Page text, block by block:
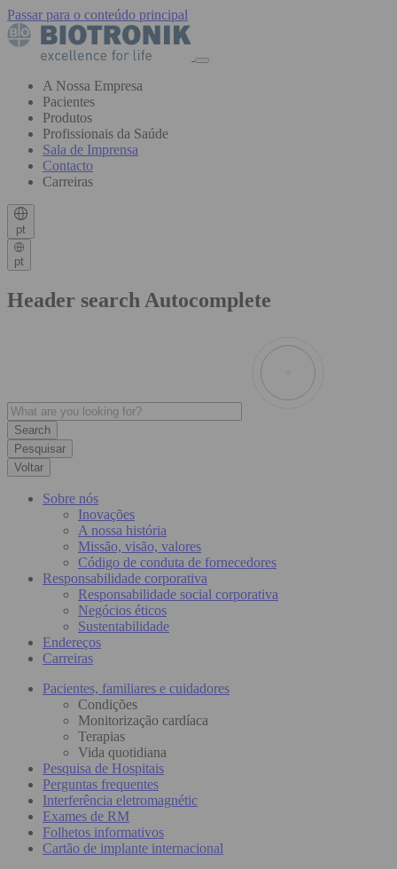
Passar para o conteúdo principal
A Nossa Empresa
Pacientes
Produtos
Profissionais da Saúde
Sala de Imprensa
Contacto
Carreiras
pt
pt
Header search Autocomplete
Pesquisar
Voltar
Sobre nós
Inovações
A nossa história
Missão, visão, valores
Código de conduta de fornecedores
Responsabilidade corporativa
Responsabilidade social corporativa
Negócios éticos
Sustentabilidade
Endereços
Carreiras
Pacientes, familiares e cuidadores
Condições
Monitorização cardíaca
Terapias
Vida quotidiana
Pesquisa de Hospitais
Perguntas frequentes
Interferência eletromagnétic
Exames de RM
Folhetos informativos
Cartão de implante internacional